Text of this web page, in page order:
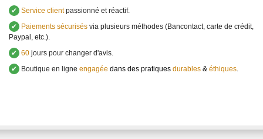
✔ Service clientpassionné et réactif.
✔
Paiements sécurisés via plusieurs méthodes (Bancontact, carte de crédit,
Paypal, etc.).
✔ 60 jours pour changer d'avis.
✔
Boutique en ligne engagée dans des pratiques durables & éthiques.